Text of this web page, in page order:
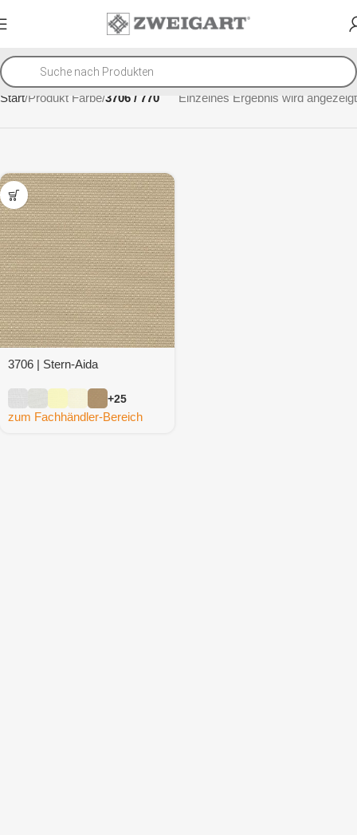
Start Produkt Farbe 3706 / 770 Einzelnes Ergebnis wird angezeigt
3706 | Stern-Aida
+25
zum Fachhändler-Bereich